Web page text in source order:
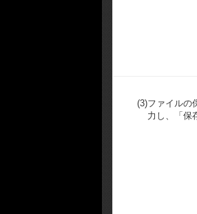
(3)ファイルの
力し、「保